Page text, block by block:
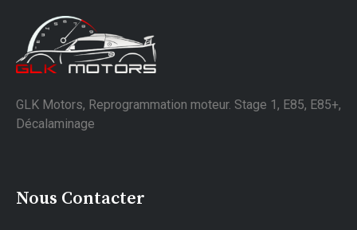
GLK Motors, Reprogrammation moteur. Stage 1, E85, E85+,
Décalaminage
Nous Contacter